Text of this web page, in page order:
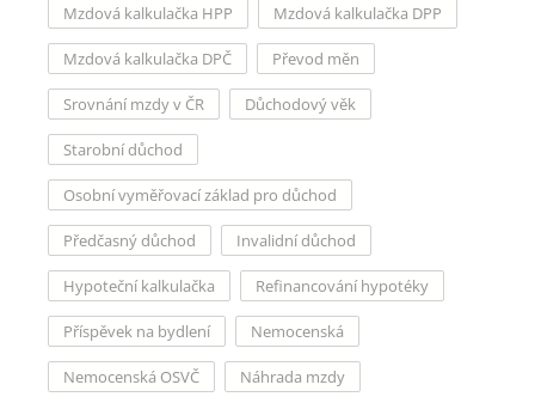
Mzdová kalkulačka HPP Mzdová kalkulačka DPP
Mzdová kalkulačka DPČ Převod měn
Srovnání mzdy v ČR Důchodový věk
Starobní důchod
Osobní vyměřovací základ pro důchod
Předčasný důchod Invalidní důchod
Hypoteční kalkulačka Refinancování hypotéky
Příspěvek na bydlení Nemocenská
Nemocenská OSVČ Náhrada mzdy